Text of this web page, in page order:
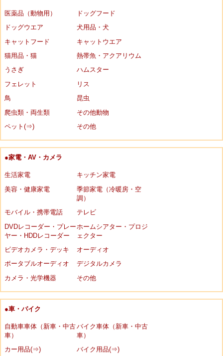
医薬品（動物用）
ドッグフード
ドッグウエア
犬用品・犬
キャットフード
キャットウエア
猫用品・猫
熱帯魚・アクアリウム
うさぎ
ハムスター
フェレット
リス
鳥
昆虫
爬虫類・両生類
その他動物
ペット(⇒)
その他
●家電・AV・カメラ
生活家電
キッチン家電
美容・健康家電
季節家電（冷暖房・空
調）
モバイル・携帯電話
テレビ
DVDレコーダー・プレー
ヤー・HDDレコーダー
ホームシアター・プロジ
ェクター
ビデオカメラ・デッキ
オーディオ
ポータブルオーディオ
デジタルカメラ
カメラ・光学機器
その他
●車・バイク
自動車車体（新車・中古
車）
バイク車体（新車・中古
車）
カー用品(⇒)
バイク用品(⇒)